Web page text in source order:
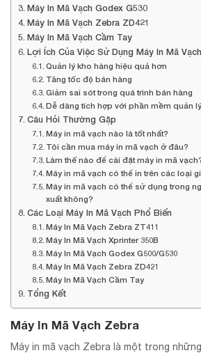
Máy In Mã Vạch Godex G530
Máy In Mã Vạch Zebra ZD421
Máy In Mã Vạch Cầm Tay
Lợi Ích Của Việc Sử Dụng Máy In Mã Vạch
Quản lý kho hàng hiệu quả hơn
Tăng tốc độ bán hàng
Giảm sai sót trong quá trình bán hàng
Dễ dàng tích hợp với phần mềm quản
Câu Hỏi Thường Gặp
Máy in mã vạch nào là tốt nhất?
Tôi cần mua máy in mã vạch ở đâu?
Làm thế nào để cài đặt máy in mã
Máy in mã vạch có thể in trên các loại
Máy in mã vạch có thể sử dụng trong
xuất không?
Các Loại Máy In Mã Vạch Phổ Biến
Máy In Mã Vạch Zebra ZT411
Máy In Mã Vạch Xprinter 350B
Máy In Mã Vạch Godex G500/G530
Máy In Mã Vạch Zebra ZD421
Máy In Mã Vạch Cầm Tay
Tổng Kết
Máy In Mã Vạch Zebra
Máy in mã vạch Zebra là một trong